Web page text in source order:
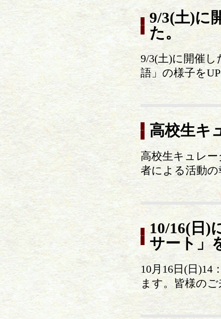
9/3(土)に
た。
9/3(土)に開催
語」の様子を
高校生キ
高校生キュレ
者による活動
10/16(日)
サート」
10月16日(日
ます。皆様の